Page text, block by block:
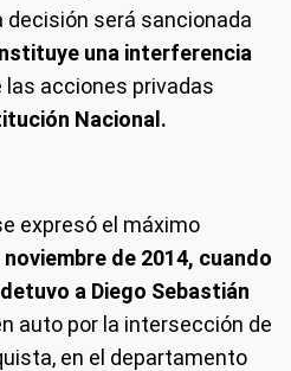
será sancionada
una interferencia
las acciones privadas
Nacional.
expresó el máximo
de 2014, cuando
a Diego Sebastián
auto por la intersección de
en el departamento